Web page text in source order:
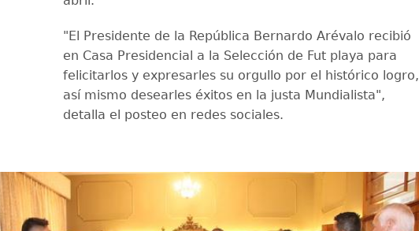
"El Presidente de la República Bernardo Arévalo recibió
en Casa Presidencial a la Selección de Fut playa para
felicitarlos y expresarles su orgullo por el histórico logro,
así mismo desearles éxitos en la justa Mundialista",
detalla el posteo en redes sociales.